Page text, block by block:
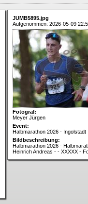
JUMB5895.jpg
Aufgenommen: 2026-05-09
Fotograf:
Meyer Jürgen
Event:
Halbmarathon 2026 - Ingolstadt
Bildbeschreibung:
Halbmarathon 2026 -
Heinrich Andreas - - XXXXX -